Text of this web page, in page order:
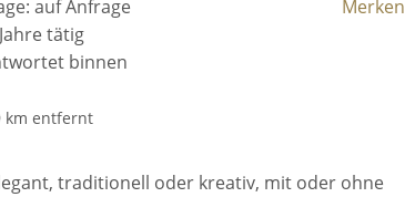
auf Anfrage
tätig
binnen
km entfernt
Merken
traditionell oder kreativ, mit oder ohne